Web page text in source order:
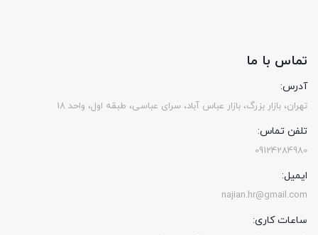
تماس با ما
آدرس:
تهران، بازار بزرگ، بازار عباس آباد، سرای عباسی، طبقه اول، واحد 18
تلفن تماس:
09124284980
ایمیل:
najian.hr@gmail.com
ساعات کاری: